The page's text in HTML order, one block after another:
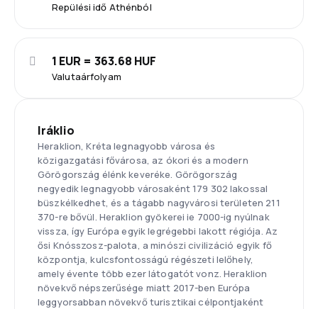
Repülési idő Athénból
Valutaárfolyam
1 EUR = 363.68 HUF
Iráklio
Heraklion, Kréta legnagyobb városa és
közigazgatási fővárosa, az ókori és a modern
Görögország élénk keveréke. Görögország
negyedik legnagyobb városaként 179 302 lakossal
büszkélkedhet, és a tágabb nagyvárosi területen 211
370-re bővül. Heraklion gyökerei ie 7000-ig nyúlnak
vissza, így Európa egyik legrégebbi lakott régiója. Az
ősi Knósszosz-palota, a minószi civilizáció egyik fő
központja, kulcsfontosságú régészeti lelőhely,
amely évente több ezer látogatót vonz. Heraklion
növekvő népszerűsége miatt 2017-ben Európa
leggyorsabban növekvő turisztikai célpontjaként